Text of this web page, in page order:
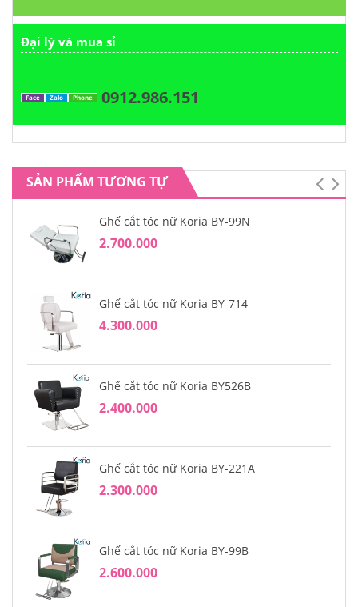
Đại lý và mua sỉ
Face Zalo Phone 0912.986.151
SẢN PHẨM TƯƠNG TỰ
Ghế cắt tóc nữ Koria BY-99N
2.700.000
Ghế cắt tóc nữ Koria BY-714
4.300.000
Ghế cắt tóc nữ Koria BY526B
2.400.000
Ghế cắt tóc nữ Koria BY-221A
2.300.000
Ghế cắt tóc nữ Koria BY-99B
2.600.000